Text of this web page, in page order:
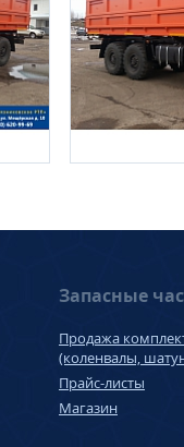
Запасные
Продажа
(коленвалы,
Прайс-листы
Магазин